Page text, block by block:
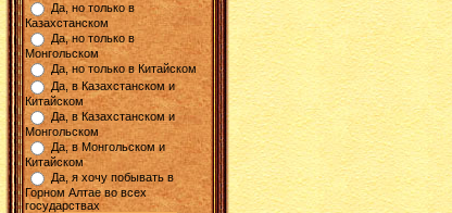
Да, но только в
Казахстанском
Да, но только в
Монгольском
Да, но только в Китайском
Да, в Казахстанском и
Китайском
Да, в Казахстанском и
Монгольском
Да, в Монгольском и
Китайском
Да, я хочу побывать в
Горном Алтае во всех
государствах